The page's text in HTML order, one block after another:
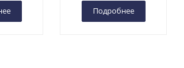
Подробнее